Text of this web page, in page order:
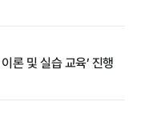
론 및 실습 교육’ 진행